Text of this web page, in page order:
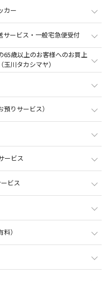
が可能です。
すので、少しお待ちいただきま
います。あらかじめご了承くださ
ンドを設置しております。
申請などにご利用いただける証明写
カー
イプもご用意しております。
ービス・一般宅急便受付
ただいた方限定のサービスです。
します。会員は随時募集しておりま
10:30～16:00）も行っております。
17:00
1】～【3】に配送）
】【3】に配送）
】に配送）
げ品
重品類、植物、生き物、壊れやすい
物
65歳以上のお客様へのお買上
川タカシマヤ）
のお客様へのお買上品ご自
無料にて承ります。
証明書」もしくは「証明書交付シール
ーなど、一部除外品がございます。
利用いただけます。その他の階でのご
りサービス）
いたします。
イントカードは対象外です。）
ビスご利用のお客様は、S.C.内での
。
場合がございます。ご了承くださ
など、メニューも豊富にご用意して
ービス
す。（17:00以前に入庫された場合
ます。）
（バーゲン）期間中、12／30・
ビス
込2,000円以上ご利用のお客様に、駐
にて税込2,000円以上ご利用でアルコ
まで無料で駐車場をご利用いた
各飲食店へお申し込みください。
、通常の駐車料金が発生します。
となります。
）